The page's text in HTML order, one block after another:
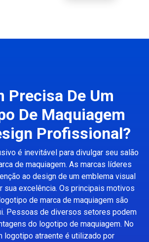
Precisa De Um
De Maquiagem
Profissional?
é inevitável para divulgar seu salão
de maquiagem. As marcas líderes
ao design de um emblema visual
sua excelência. Os principais motivos
de marca de maquiagem são
Pessoas de diversos setores podem
do logotipo de maquiagem. No
logotipo atraente é utilizado por